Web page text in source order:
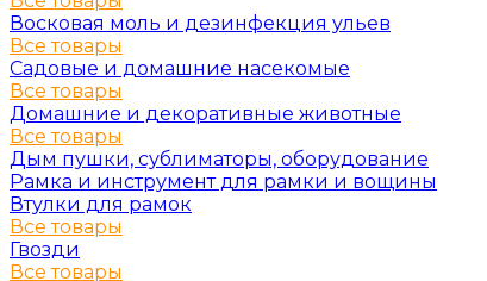
Восковая моль и дезинфекция ульев
Все товары
Садовые и домашние насекомые
Все товары
Домашние и декоративные животные
Все товары
Дым пушки, сублиматоры, оборудование
Рамка и инструмент для рамки и вощины
Втулки для рамок
Все товары
Гвозди
Все товары